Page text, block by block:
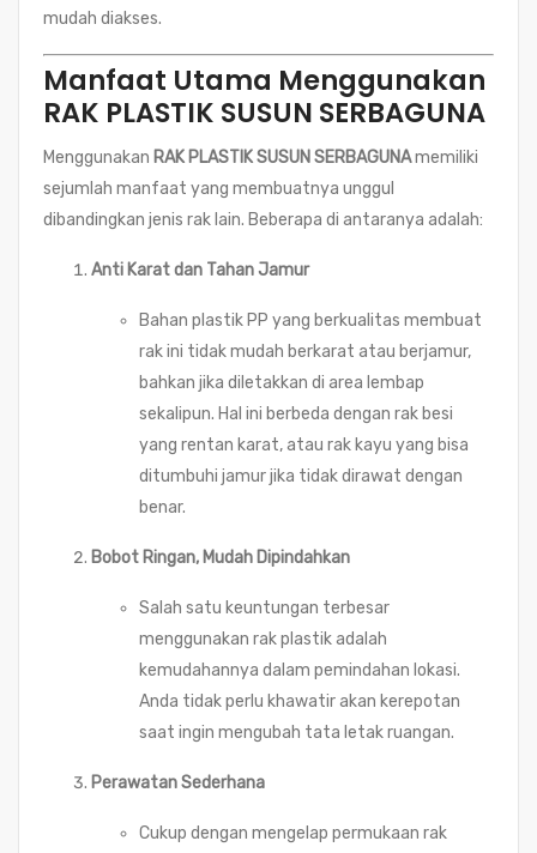
mudah diakses.
Manfaat Utama Menggunakan
RAK PLASTIK SUSUN SERBAGUNA
Menggunakan RAK PLASTIK SUSUN SERBAGUNAmemiliki
sejumlah manfaat yang membuatnya unggul
dibandingkan jenis rak lain. Beberapa di antaranya adalah:
Anti Karat dan Tahan Jamur
Bahan plastik PP yang berkualitas membuat
rak ini tidak mudah berkarat atau berjamur,
bahkan jika diletakkan di area lembap
sekalipun. Hal ini berbeda dengan rak besi
yang rentan karat, atau rak kayu yang bisa
ditumbuhi jamur jika tidak dirawat dengan
benar.
Bobot Ringan, Mudah Dipindahkan
Salah satu keuntungan terbesar
menggunakan rak plastik adalah
kemudahannya dalam pemindahan lokasi.
Anda tidak perlu khawatir akan kerepotan
saat ingin mengubah tata letak ruangan.
Perawatan Sederhana
Cukup dengan mengelap permukaan rak